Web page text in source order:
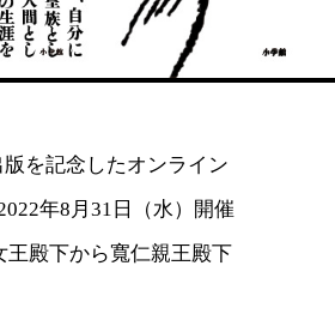
を記念したオンライン
年8月31日（水）開催
王殿下から寬仁親王殿下